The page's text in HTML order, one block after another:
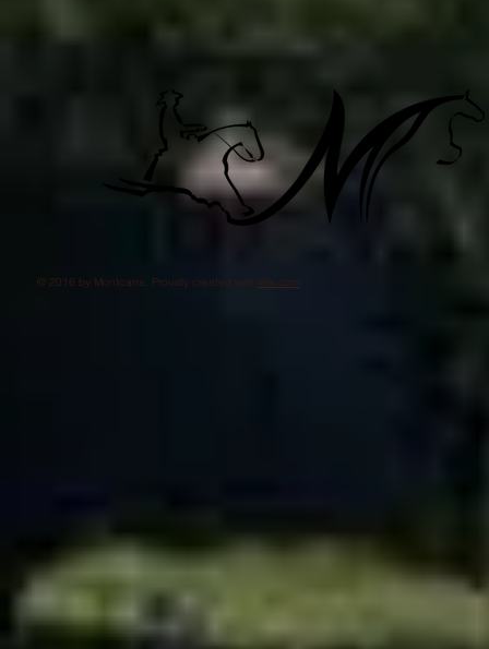
© 2016 by Montcarra. Proudly created with Wix.com